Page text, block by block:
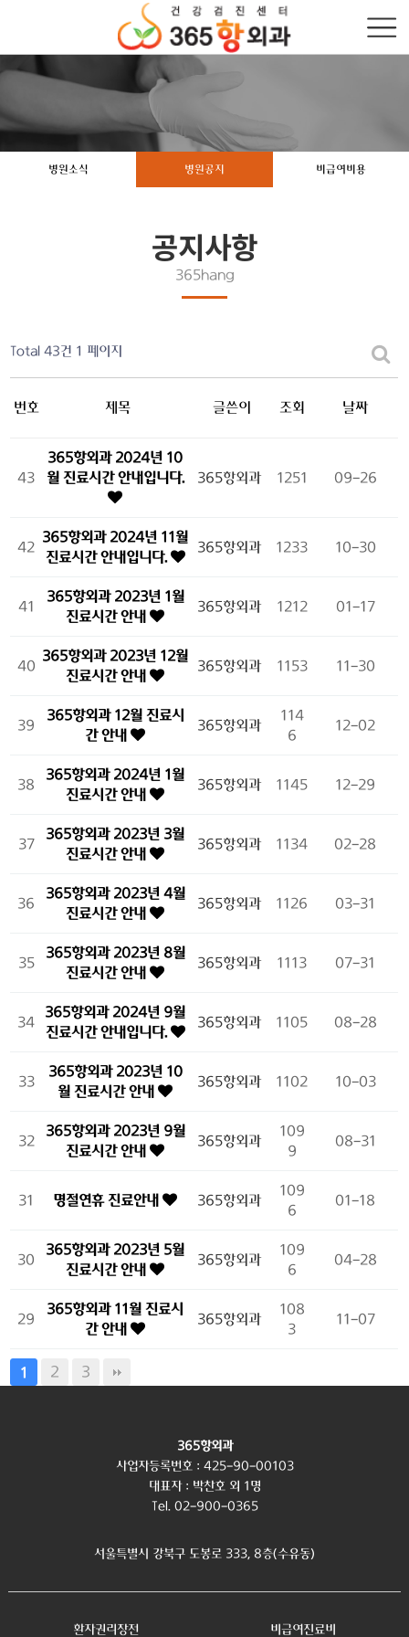
병원소식 병원공지 비급여비용
공지사항
365hang
Total 43건 1 페이지
번호 제목 글쓴이 조회 날짜
43
365항외과 2024년 10
월 진료시간 안내입니다.
365항외과 1251 09-26
42
365항외과 2024년 11월
진료시간 안내입니다.
365항외과 1233 10-30
41
365항외과 2023년 1월
진료시간 안내
365항외과 1212 01-17
40
365항외과 2023년 12월
진료시간 안내
365항외과 1153 11-30
39
365항외과 12월 진료시
간 안내
365항외과
114
6
12-02
38
365항외과 2024년 1월
진료시간 안내
365항외과 1145 12-29
37
365항외과 2023년 3월
진료시간 안내
365항외과 1134 02-28
36
365항외과 2023년 4월
진료시간 안내
365항외과 1126 03-31
35
365항외과 2023년 8월
진료시간 안내
365항외과 1113 07-31
34
365항외과 2024년 9월
진료시간 안내입니다.
365항외과 1105 08-28
33
365항외과 2023년 10
월 진료시간 안내
365항외과 1102 10-03
32
365항외과 2023년 9월
진료시간 안내
365항외과
109
9
08-31
31 명절연휴 진료안내 365항외과
109
6
01-18
30
365항외과 2023년 5월
진료시간 안내
365항외과
109
6
04-28
29
365항외과 11월 진료시
간 안내
365항외과
108
3
11-07
1 2 3
365항외과
사업자등록번호 : 425-90-00103
대표자 : 박찬호 외 1명
Tel. 02-900-0365
서울특별시 강북구 도봉로 333, 8층(수유동)
환자권리장전 비급여진료비